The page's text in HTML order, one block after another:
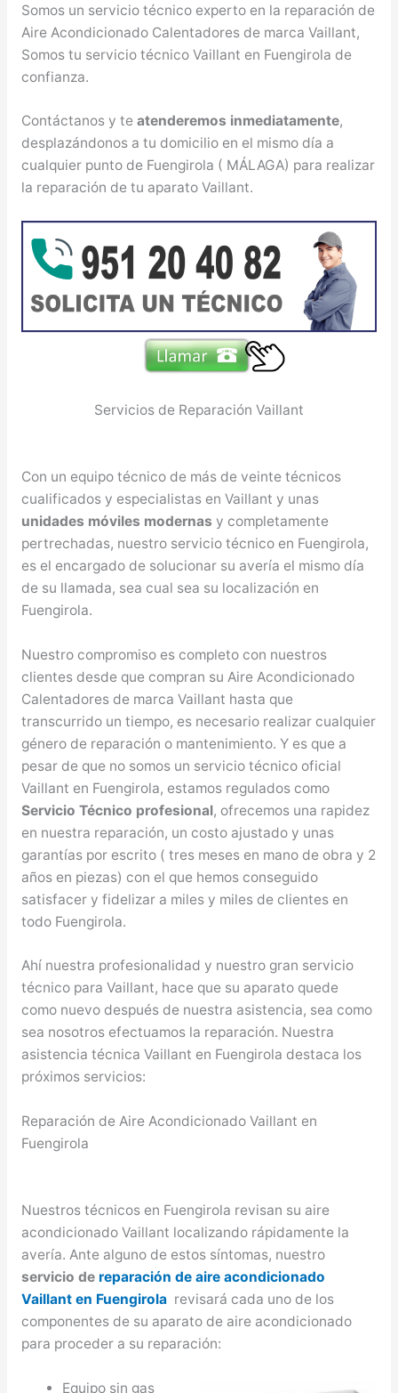
Somos un servicio técnico experto en la reparación de
Aire Acondicionado Calentadores de marca Vaillant,
Somos tu servicio técnico Vaillant en Fuengirola de
confianza.
Contáctanos y te atenderemos inmediatamente,
desplazándonos a tu domicilio en el mismo día a
cualquier punto de Fuengirola ( MÁLAGA) para realizar
la reparación de tu aparato Vaillant.
Servicios de Reparación Vaillant
Con un equipo técnico de más de veinte técnicos
cualificados y especialistas en Vaillant y unas
unidades móviles modernas y completamente
pertrechadas, nuestro servicio técnico en Fuengirola,
es el encargado de solucionar su avería el mismo día
de su llamada, sea cual sea su localización en
Fuengirola.
Nuestro compromiso es completo con nuestros
clientes desde que compran su Aire Acondicionado
Calentadores de marca Vaillant hasta que
transcurrido un tiempo, es necesario realizar cualquier
género de reparación o mantenimiento. Y es que a
pesar de que no somos un servicio técnico oficial
Vaillant en Fuengirola, estamos regulados como
Servicio Técnico profesional, ofrecemos una rapidez
en nuestra reparación, un costo ajustado y unas
garantías por escrito ( tres meses en mano de obra y 2
años en piezas) con el que hemos conseguido
satisfacer y fidelizar a miles y miles de clientes en
todo Fuengirola.
Ahí nuestra profesionalidad y nuestro gran servicio
técnico para Vaillant, hace que su aparato quede
como nuevo después de nuestra asistencia, sea como
sea nosotros efectuamos la reparación. Nuestra
asistencia técnica Vaillant en Fuengirola destaca los
próximos servicios:
Reparación de Aire Acondicionado Vaillant en
Fuengirola
Nuestros técnicos en Fuengirola revisan su aire
acondicionado Vaillant localizando rápidamente la
avería. Ante alguno de estos síntomas, nuestro
servicio dereparación de aire acondicionado
Vaillant en Fuengirola revisará cada uno de los
componentes de su aparato de aire acondicionado
para proceder a su reparación:
Equipo sin gas